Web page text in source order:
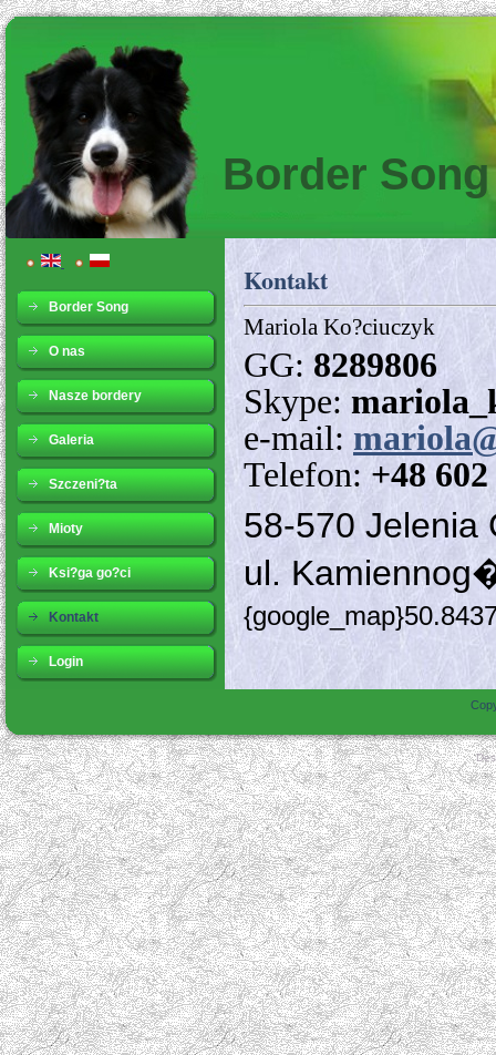
Border Song
Border Song
O nas
Nasze bordery
Galeria
Szczeni?ta
Mioty
Ksi?ga go?ci
Kontakt
Login
Kontakt
Mariola Ko?ciuczyk
GG: 8289806
Skype:
e-mail:
Telefon: +48
58-570
ul.